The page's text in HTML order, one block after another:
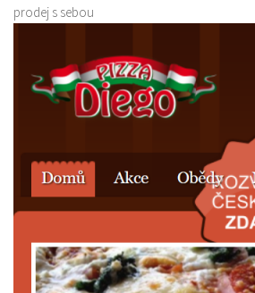
prodej s sebou